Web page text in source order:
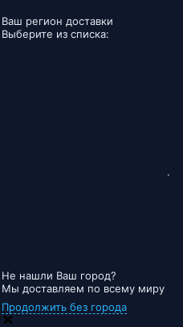
Ваш регион доставки
Выберите из списка:
Не нашли Ваш город?
Мы доставляем по всему миру
Продолжить без города
.